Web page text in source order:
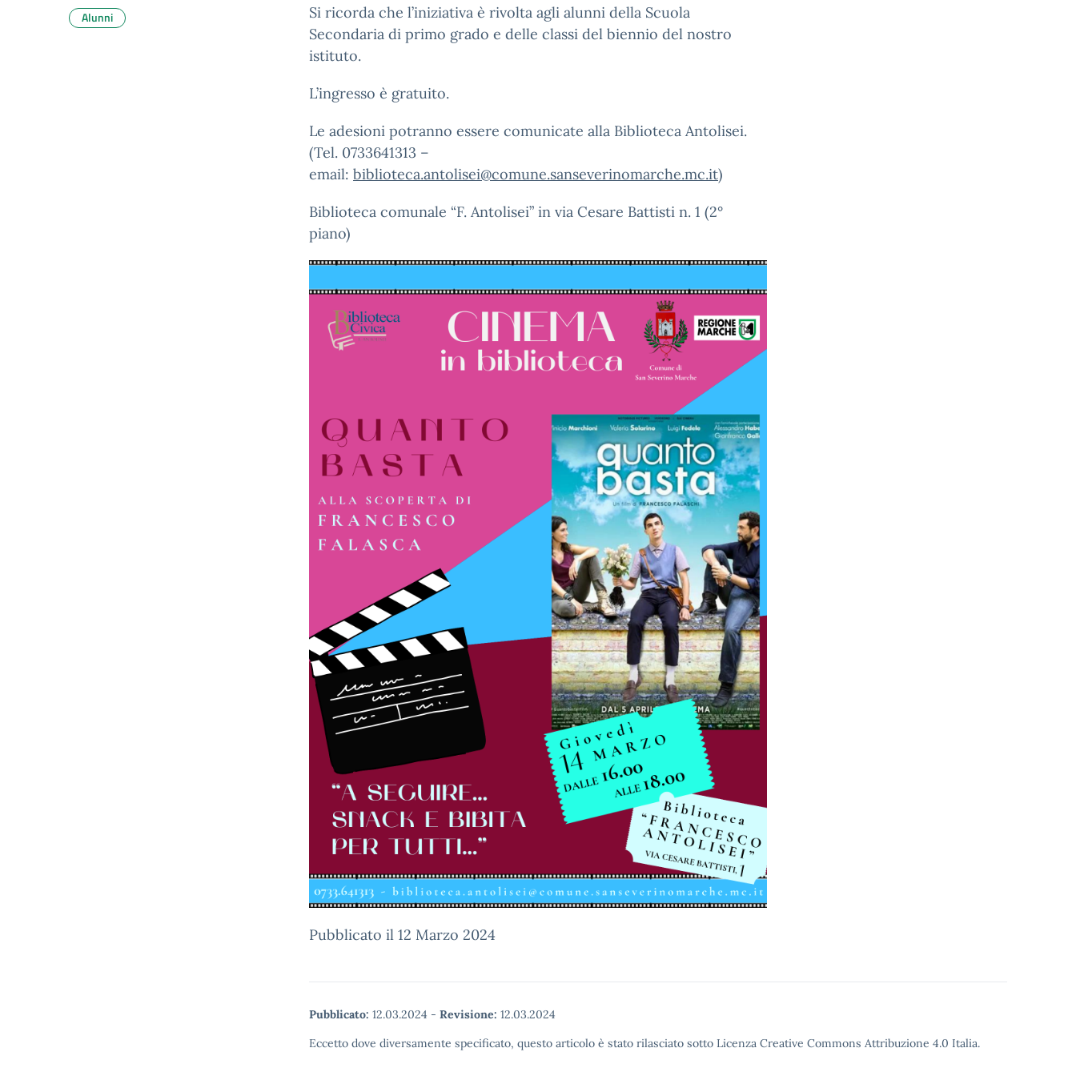
Si ricorda che l’iniziativa è rivolta agli alunni della Scuola
Secondaria di primo grado e delle classi del biennio del nostro
istituto.
L’ingresso è gratuito.
Le adesioni potranno essere comunicate alla Biblioteca Antolisei.
(Tel. 0733641313 –
email: biblioteca.antolisei@comune.sanseverinomarche.mc.it)
Biblioteca comunale “F. Antolisei” in via Cesare Battisti n. 1 (2°
piano)
Pubblicato il 12 Marzo 2024
Pubblicato: 12.03.2024 - Revisione: 12.03.2024
Eccetto dove diversamente specificato, questo articolo è stato rilasciato sotto Licenza Creative Commons Attribuzione 4.0 Italia.
Alunni